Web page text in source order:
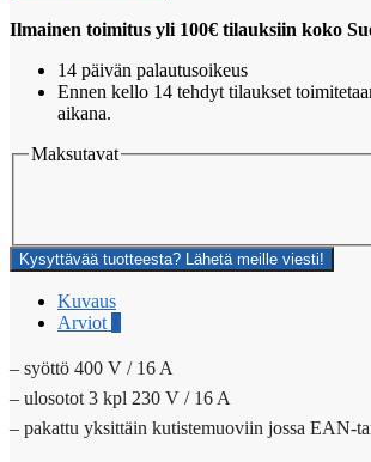
Ilmainen toimitus yli 100€ tilauksiin koko
14 päivän palautusoikeus
Ennen kello 14 tehdyt tilaukset
aikana.
Maksutavat
Kysyttävää tuotteesta? Lähetä meille viesti!
Kuvaus
Arviot 0
– syöttö 400 V / 16 A
– ulosotot 3 kpl 230 V / 16 A
– pakattu yksittäin kutistemuoviin jossa EAN-